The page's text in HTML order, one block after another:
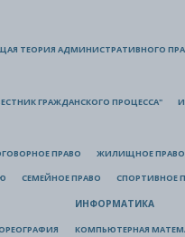
ТЕОРИЯ АДМИНИСТРАТИВНОГО
ГРАЖДАНСКОГО ПРОЦЕССА"
ПРАВО ЖИЛИЩНОЕ ПРАВО
СЕМЕЙНОЕ ПРАВО СПОРТИВНОЕ
ИНФОРМАТИКА
КОМПЬЮТЕРНАЯ